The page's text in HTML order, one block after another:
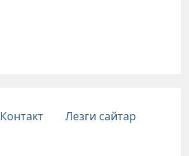
Контакт
Лезги сайтар